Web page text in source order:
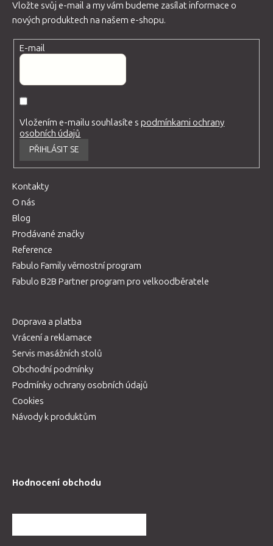
Vložte svůj e-mail a my vám budeme zasílat informace o
nových produktech na našem e-shopu.
E-mail
Vložením e-mailu souhlasíte spodmínkami ochrany
osobních údajů
PŘIHLÁSIT SE
Kontakty
O nás
Blog
Prodávané značky
Reference
Fabulo Family věrnostní program
Fabulo B2B Partner program pro velkoodběratele
Doprava a platba
Vrácení a reklamace
Servis masážních stolů
Obchodní podmínky
Podmínky ochrany osobních údajů
Cookies
Návody k produktům
Hodnocení obchodu